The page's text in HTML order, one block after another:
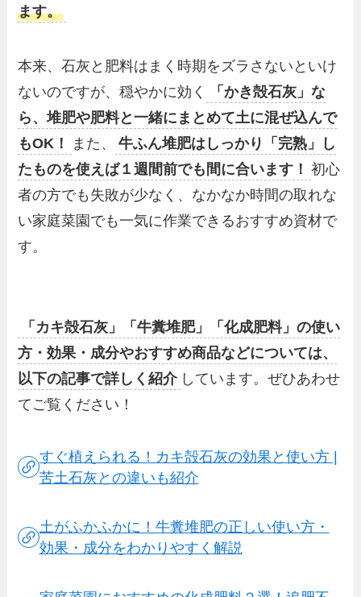
ます。
本来、石灰と肥料はまく時期をズラさないといけ
ないのですが、穏やかに効く
「かき殻石灰」な
ら、堆肥や肥料と一緒にまとめて土に混ぜ込んで
もOK！
また、
牛ふん堆肥はしっかり「完熟」し
たものを使えば１週間前でも間に合います！ 初心
者の方でも失敗が少なく、なかなか時間の取れな
い家庭菜園でも一気に作業できるおすすめ資材で
す。
「カキ殻石灰」「牛糞堆肥」「化成肥料」の使い
方・効果・成分やおすすめ商品などについては、
以下の記事で詳しく紹介 しています。ぜひあわせ
てご覧ください！
すぐ植えられる！カキ殻石灰の効果と使い方 |
苦土石灰との違いも紹介
土がふかふかに！牛糞堆肥の正しい使い方・
効果・成分をわかりやすく解説